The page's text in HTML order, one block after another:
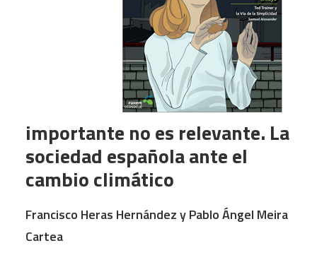
importante no es relevante. La
sociedad española ante el
cambio climático
Francisco Heras Hernández y Pablo Ángel Meira
Cartea